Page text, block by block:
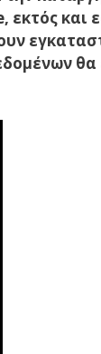
εκτός και
θα